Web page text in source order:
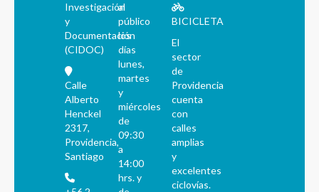
Investigación
y
Documentación
(CIDOC)
Calle
Alberto
Henckel
2317,
Providencia,
Santiago
al
público
los
días
lunes,
martes
y
miércoles
de
09:30
a
14:00
hrs. y
BICICLETA
El
sector
de
Providencia
cuenta
con
calles
amplias
y
excelentes
ciclovías.